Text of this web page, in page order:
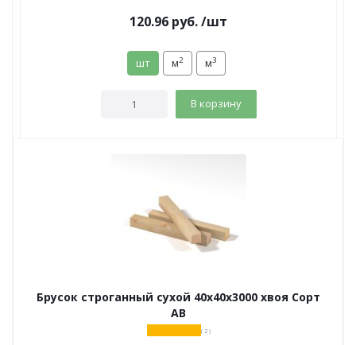
120.96 руб./шт
шт м2 м3
В корзину
Брусок строганный сухой 40х40х3000 хвоя Сорт
АВ
( 2 )